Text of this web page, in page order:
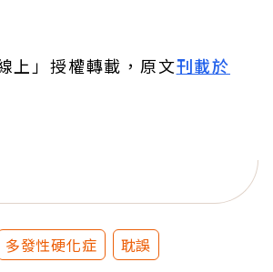
上」授權轉載，原文刊載於
多發性硬化症 耽誤